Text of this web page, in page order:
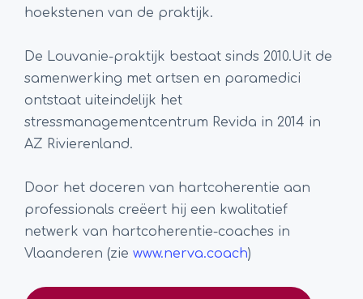
hoekstenen van de praktijk.
De Louvanie-praktijk bestaat sinds 2010.Uit de
samenwerking met artsen en paramedici
ontstaat uiteindelijk het
stressmanagementcentrum Revida in 2014 in
AZ Rivierenland.
Door het doceren van hartcoherentie aan
professionals creëert hij een kwalitatief
netwerk van hartcoherentie-coaches in
Vlaanderen (zie www.nerva.coach)